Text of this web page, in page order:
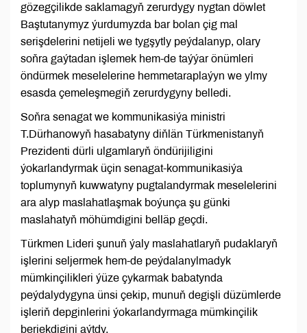
gözegçilikde saklamagyň zerurdygy nygtan döwlet
Baştutanymyz ýurdumyzda bar bolan çig mal
serişdelerini netijeli we tygşytly peýdalanyp, olary
soňra gaýtadan işlemek hem-de taýýar önümleri
öndürmek meselelerine hemmetaraplaýyn we ylmy
esasda çemeleşmegiň zerurdygyny belledi.
Soňra senagat we kommunikasiýa ministri
T.Dürhanowyň hasabatyny diňlän Türkmenistanyň
Prezidenti dürli ulgamlaryň öndürijiligini
ýokarlandyrmak üçin senagat-kommunikasiýa
toplumynyň kuwwatyny pugtalandyrmak meselelerini
ara alyp maslahatlaşmak boýunça şu günki
maslahatyň möhümdigini belläp geçdi.
Türkmen Lideri şunuň ýaly maslahatlaryň pudaklaryň
işlerini seljermek hem-de peýdalanylmadyk
mümkinçilikleri ýüze çykarmak babatynda
peýdalydygyna ünsi çekip, munuň degişli düzümlerde
işleriň depginlerini ýokarlandyrmaga mümkinçilik
berjekdigini aýtdy.